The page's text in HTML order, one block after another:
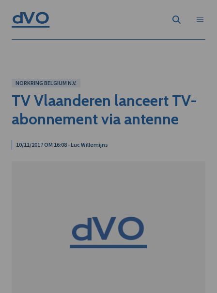
NORKRING BELGIUM N.V.
TV Vlaanderen lanceert TV-
abonnement via antenne
10/11/2017 OM 16:08 - Luc Willemijns